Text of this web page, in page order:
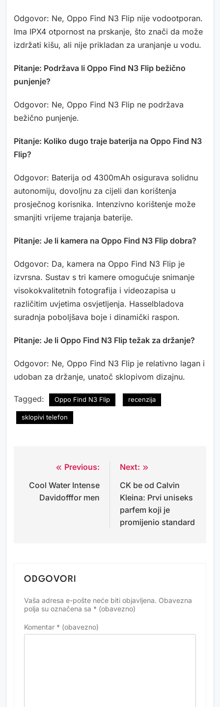
Odgovor: Ne, Oppo Find N3 Flip nije vodootporan.
Ima IPX4 otpornost na prskanje, što znači da može
izdržati kišu, ali nije prikladan za uranjanje u vodu.
Pitanje: Podržava li Oppo Find N3 Flip bežično
punjenje?
Odgovor: Ne, Oppo Find N3 Flip ne podržava
bežično punjenje.
Pitanje: Koliko dugo traje baterija na Oppo Find N3
Flip?
Odgovor: Baterija od 4300mAh osigurava solidnu
autonomiju, dovoljnu za cijeli dan korištenja
prosječnog korisnika. Intenzivno korištenje može
smanjiti vrijeme trajanja baterije.
Pitanje: Je li kamera na Oppo Find N3 Flip dobra?
Odgovor: Da, kamera na Oppo Find N3 Flip je
izvrsna. Sustav s tri kamere omogućuje snimanje
visokokvalitetnih fotografija i videozapisa u
različitim uvjetima osvjetljenja. Hasselbladova
suradnja poboljšava boje i dinamički raspon.
Pitanje: Je li Oppo Find N3 Flip težak za držanje?
Odgovor: Ne, Oppo Find N3 Flip je relativno lagan i
udoban za držanje, unatoč sklopivom dizajnu.
Tagged: Oppo Find N3 Flip recenzija
sklopivi telefon
Navigacija
objava
Previous:
Cool Water Intense
Davidofffor men
Next:
CK be od Calvin
Kleina: Prvi uniseks
parfem koji je
promijenio standard
ODGOVORI
Vaša adresa e-pošte neće biti objavljena. Obavezna
polja su označena sa * (obavezno)
Komentar * (obavezno)
Alternative: